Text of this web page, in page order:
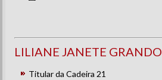
LILIANE JANETE GRANDO
Titular da Cadeira 21